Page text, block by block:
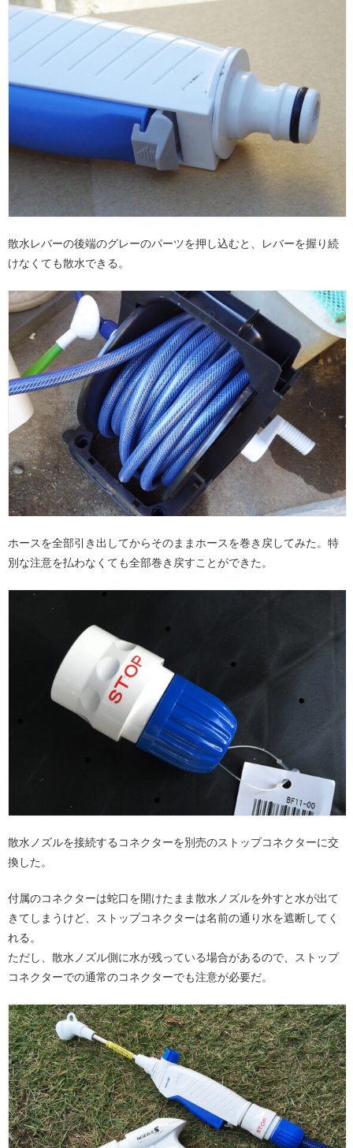
散水レバーの後端のグレーのパーツを押し込むと、レバーを握り続
けなくても散水できる。
ホースを全部引き出してからそのままホースを巻き戻してみた。特
別な注意を払わなくても全部巻き戻すことができた。
散水ノズルを接続するコネクターを別売のストップコネクターに交
換した。
付属のコネクターは蛇口を開けたまま散水ノズルを外すと水が出て
きてしまうけど、ストップコネクターは名前の通り水を遮断してく
れる。
ただし、散水ノズル側に水が残っている場合があるので、ストップ
コネクターでの通常のコネクターでも注意が必要だ。